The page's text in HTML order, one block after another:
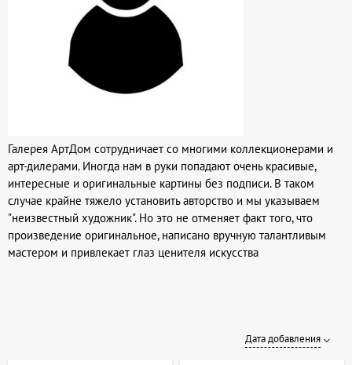
Галерея АртДом сотрудничает со многими коллекционерами и
арт-дилерами. Иногда нам в руки попадают очень красивые,
интересные и оригинальные картины без подписи. В таком
случае крайне тяжело установить авторство и мы указываем
"неизвестный художник". Но это не отменяет факт того, что
произведение оригинальное, написано вручную талантливым
мастером и привлекает глаз ценителя искусства
Дата добавления